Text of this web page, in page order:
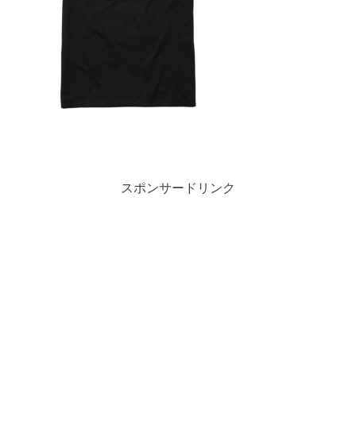
スポンサードリンク